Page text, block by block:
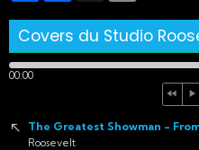
Covers du Studio
00:00
The Greatest Showman -
Roosevelt